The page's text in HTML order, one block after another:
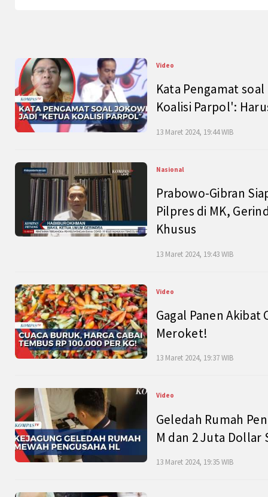
Video
Kata Pengamat
Koalisi Parpol':
13 Maret 2024, 19:44 WIB
Nasional
Prabowo-Gibran
Pilpres di MK,
Khusus
13 Maret 2024, 19:43 WIB
Video
Gagal Panen Akibat
Meroket!
13 Maret 2024, 19:37 WIB
Video
Geledah Rumah
M dan 2 Juta Dollar
13 Maret 2024, 19:35 WIB